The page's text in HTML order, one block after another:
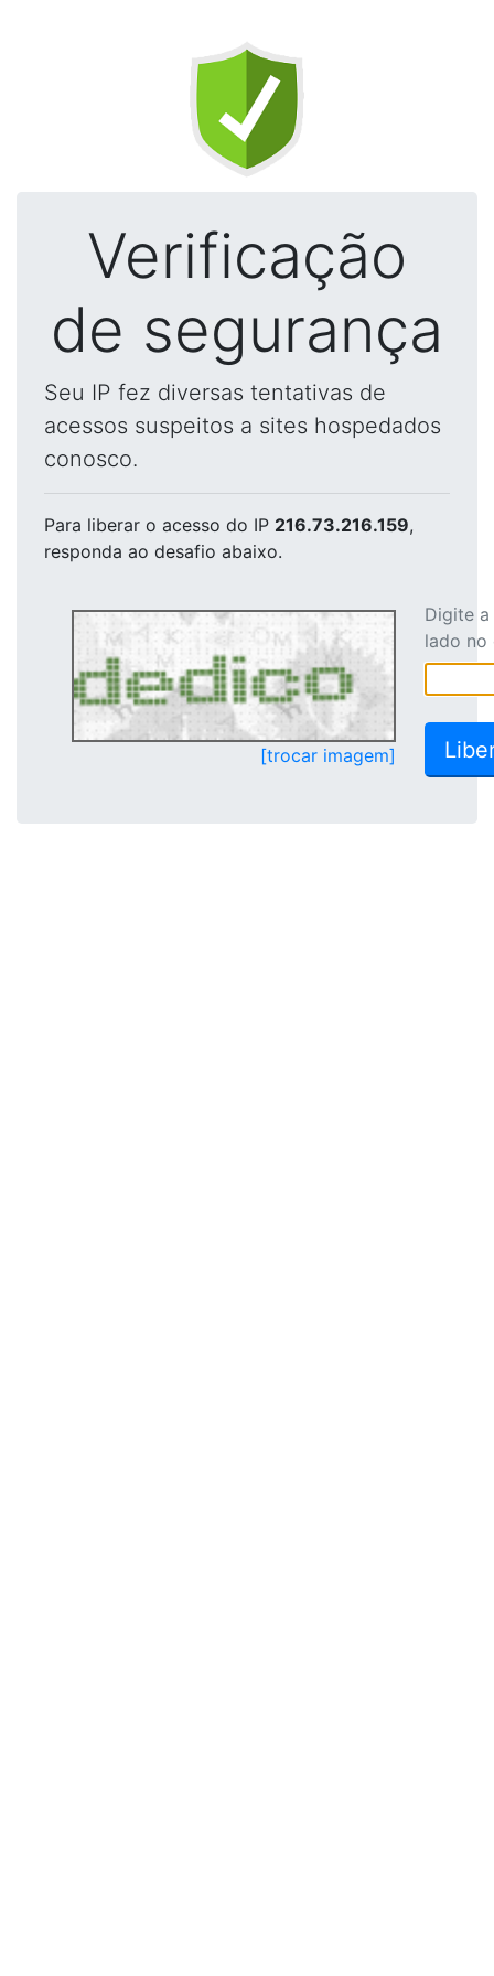
Verificação
de segurança
Seu IP fez diversas tentativas de
acessos suspeitos a sites hospedados
conosco.
Para liberar o acesso do IP 216.73.216.159,
responda ao desafio abaixo.
[trocar imagem]
Digite
lado no